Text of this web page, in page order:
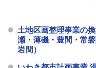
土地区画整理事業の
瀬・薄磯・豊間・常
岩間）